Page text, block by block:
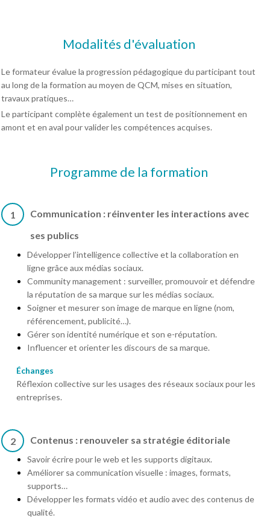
Modalités d'évaluation
Le formateur évalue la progression pédagogique du participant tout
au long de la formation au moyen de QCM, mises en situation,
travaux pratiques…
Le participant complète également un test de positionnement en
amont et en aval pour valider les compétences acquises.
Programme de la formation
1
Communication : réinventer les interactions avec
ses publics
Développer l’intelligence collective et la collaboration en
ligne grâce aux médias sociaux.
Community management : surveiller, promouvoir et défendre
la réputation de sa marque sur les médias sociaux.
Soigner et mesurer son image de marque en ligne (nom,
référencement, publicité…).
Gérer son identité numérique et son e-réputation.
Influencer et orienter les discours de sa marque.
Échanges
Réflexion collective sur les usages des réseaux sociaux pour les
entreprises.
2 Contenus : renouveler sa stratégie éditoriale
Savoir écrire pour le web et les supports digitaux.
Améliorer sa communication visuelle : images, formats,
supports…
Développer les formats vidéo et audio avec des contenus de
qualité.